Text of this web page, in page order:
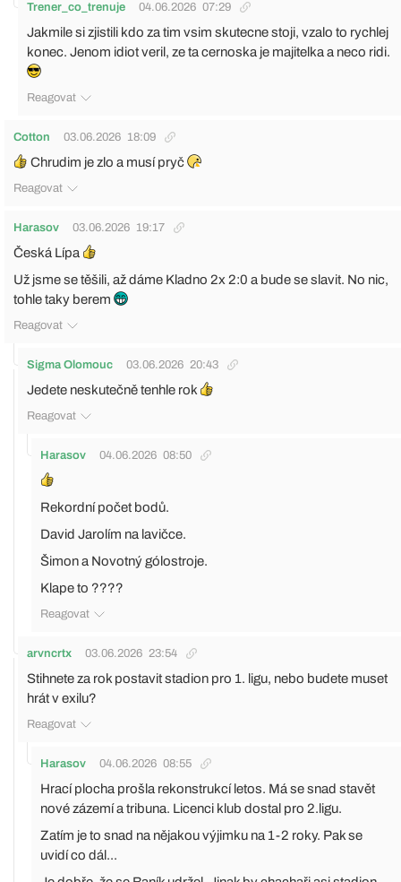
Trener_co_trenuje 04.06.2026 07:29
Jakmile si zjistili kdo za tim vsim skutecne stoji, vzalo to rychlej
konec. Jenom idiot veril, ze ta cernoska je majitelka a neco ridi.
Reagovat
Cotton 03.06.2026 18:09
Chrudim je zlo a musí pryč
Reagovat
Harasov 03.06.2026 19:17
Česká Lípa
Už jsme se těšili, až dáme Kladno 2x 2:0 a bude se slavit. No nic,
tohle taky berem
Reagovat
Sigma Olomouc 03.06.2026 20:43
Jedete neskutečně tenhle rok
Reagovat
Harasov 04.06.2026 08:50
Rekordní počet bodů.
David Jarolím na lavičce.
Šimon a Novotný gólostroje.
Klape to ????
Reagovat
arvncrtx 03.06.2026 23:54
Stihnete za rok postavit stadion pro 1. ligu, nebo budete muset
hrát v exilu?
Reagovat
Harasov 04.06.2026 08:55
Hrací plocha prošla rekonstrukcí letos. Má se snad stavět
nové zázemí a tribuna. Licenci klub dostal pro 2.ligu.
Zatím je to snad na nějakou výjimku na 1-2 roky. Pak se
uvidí co dál...